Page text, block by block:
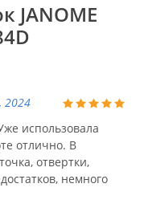
JANOME
2024
использовала
отлично. В
отвертки,
немного